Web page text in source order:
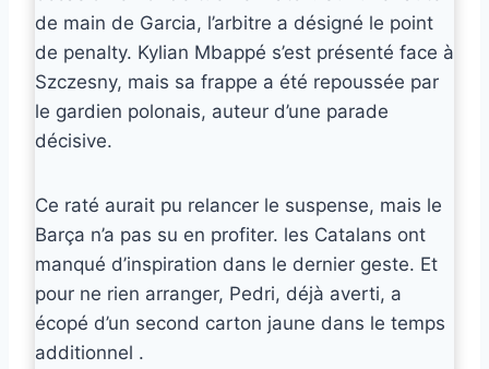
de main de Garcia, l’arbitre a désigné le point
de penalty. Kylian Mbappé s’est présenté face à
Szczesny, mais sa frappe a été repoussée par
le gardien polonais, auteur d’une parade
décisive.
Ce raté aurait pu relancer le suspense, mais le
Barça n’a pas su en profiter. les Catalans ont
manqué d’inspiration dans le dernier geste. Et
pour ne rien arranger, Pedri, déjà averti, a
écopé d’un second carton jaune dans le temps
additionnel .